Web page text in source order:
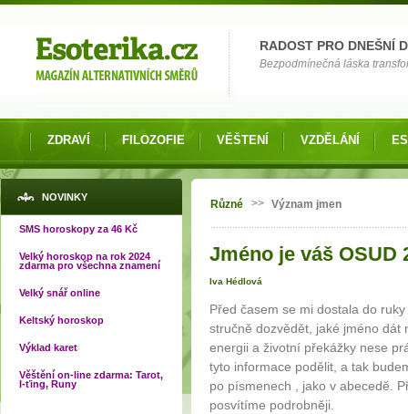
RADOST PRO DNEŠNÍ
Bezpodmínečná láska
ZDRAVÍ FILOZOFIE VĚŠTENÍ VZDĚLÁNÍ
NOVINKY
SMS horoskopy za 46 Kč
Velký horoskop na rok 2024
zdarma pro všechna znamení
Velký snář online
Keltský horoskop
Výklad karet
Věštění on-line zdarma: Tarot,
I-ťing, Runy
Jste zde
Různé >> Význam jmen
Jméno je váš OSUD
Iva Hédlová
Před časem se mi dostala do
stručně dozvědět, jaké jméno dát
energii a životní překážky nese
tyto informace podělit, a tak
po písmenech , jako v abecedě.
posvítíme podrobněji.